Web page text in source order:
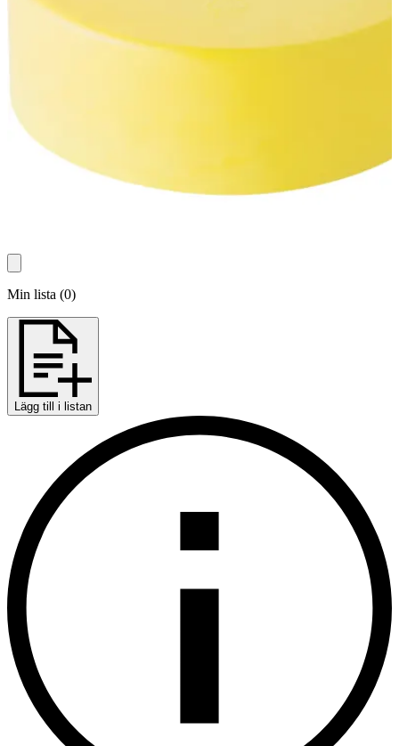
Min lista (0)
Lägg till i listan